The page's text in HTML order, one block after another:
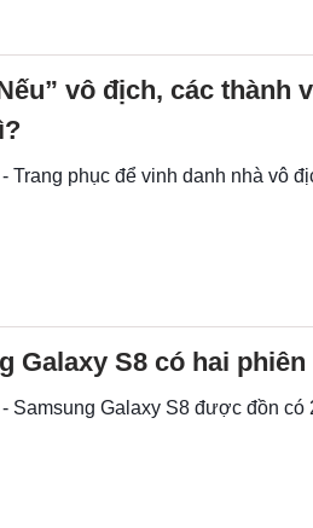
vô địch, các thành
Trang phục để vinh danh nhà vô
Galaxy S8 có hai phiên
Samsung Galaxy S8 được đồn